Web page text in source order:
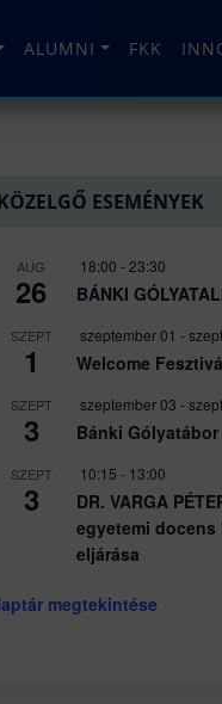
ALUMNI FKK
ESEMÉNYEK
AUG
26
18:00 - 23:30
BÁNKI
SZEPT
1
szeptember 01 -
Welcome
SZEPT
3
szeptember 03 -
Bánki Gólyatábor
SZEPT
3
10:15 - 13:00
DR. VARGA
egyetemi
eljárása
megtekintése